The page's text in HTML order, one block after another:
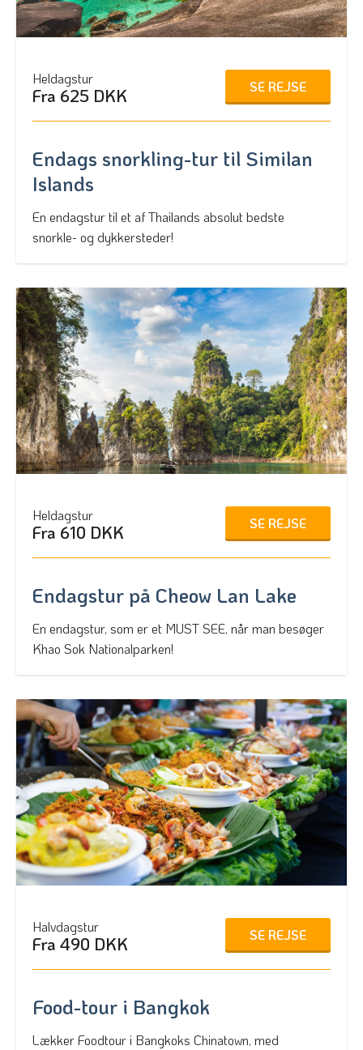
Heldagstur
Fra 625 DKK SE REJSE
Endags snorkling-tur til Similan
Islands
En endagstur til et af Thailands absolut bedste
snorkle- og dykkersteder!
Heldagstur
Fra 610 DKK SE REJSE
Endagstur på Cheow Lan Lake
En endagstur, som er et MUST SEE, når man besøger
Khao Sok Nationalparken!
Halvdagstur
Fra 490 DKK SE REJSE
Food-tour i Bangkok
Lækker Foodtour i Bangkoks Chinatown, med